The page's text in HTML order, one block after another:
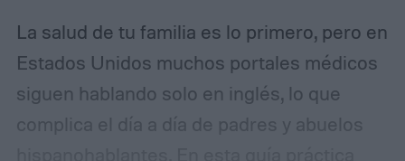
La salud de tu familia es lo primero, pero en
Estados Unidos muchos portales médicos
siguen hablando solo en inglés, lo que
complica el día a día de padres y abuelos